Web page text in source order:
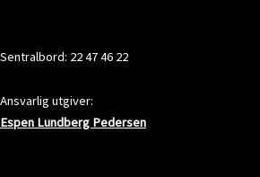
Sentralbord: 22 47 46 22
Ansvarlig utgiver:
Espen Lundberg Pedersen